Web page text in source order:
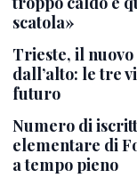
scatola»
Trieste, il nuovo
dall’alto: le tre
futuro
Numero di
elementare di
a tempo pieno